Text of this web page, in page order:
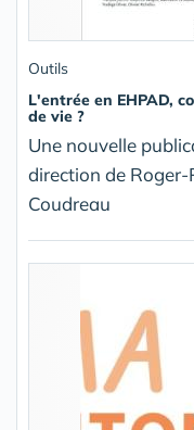
Outils
L'entrée en EHPAD,
de vie ?
Une nouvelle
direction de
Coudreau